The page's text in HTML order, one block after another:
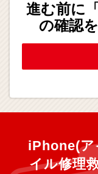
進む前に「
の確認
iPhone(ア
イル修理